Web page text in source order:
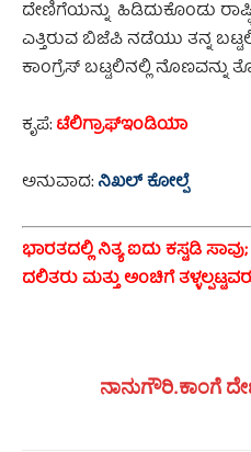
ದೇಣಿಗೆಯನ್ನು ಹಿಡಿದುಕೊಂಡು
ಎತ್ತಿರುವ ಬಿಜೆಪಿ ನಡೆಯು ತನ್ನ
ಕಾಂಗ್ರೆಸ್ ಬಟ್ಟಲಿನಲ್ಲಿ ನೊಣವನ್ನು
ಕೃಪೆ:ಟೆಲಿಗ್ರಾಫ್‌ಇಂಡಿಯಾ
ಅನುವಾದ:ನಿಖಲ್ ಕೋಲ್ಪೆ
ಭಾರತದಲ್ಲಿ ನಿತ್ಯ ಐದು ಕಸ್ಟಡಿ
ದಲಿತರು ಮತ್ತು ಅಂಚಿಗೆ
ನಾನುಗೌರಿ.ಕಾಂಗೆ